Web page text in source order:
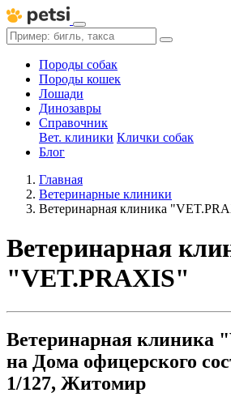
Породы собак
Породы кошек
Лошади
Динозавры
Справочник
Вет. клиники Клички собак
Блог
Главная
Ветеринарные клиники
Ветеринарная клиника
Ветеринарная
"VET.PRAXIS"
Ветеринарная клиника
на Дома офицерского
1/127, Житомир